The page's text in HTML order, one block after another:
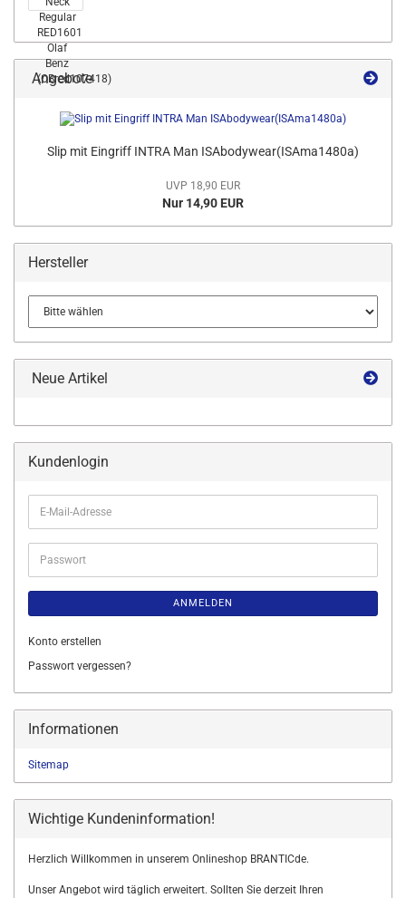
Angebote
Slip mit Eingriff INTRA Man ISAbodywear(ISAma1480a)
UVP 18,90 EUR
Nur 14,90 EUR
Hersteller
Neue Artikel
Kundenlogin
E-
Mail-
Adresse
Passwort
ANMELDEN
Konto erstellen
Passwort vergessen?
Informationen
Sitemap
Wichtige Kundeninformation!
Herzlich Willkommen in unserem Onlineshop BRANTICde.
Unser Angebot wird täglich erweitert. Sollten Sie derzeit Ihren